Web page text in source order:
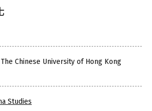
The Chinese University of Hong Kong
Studies